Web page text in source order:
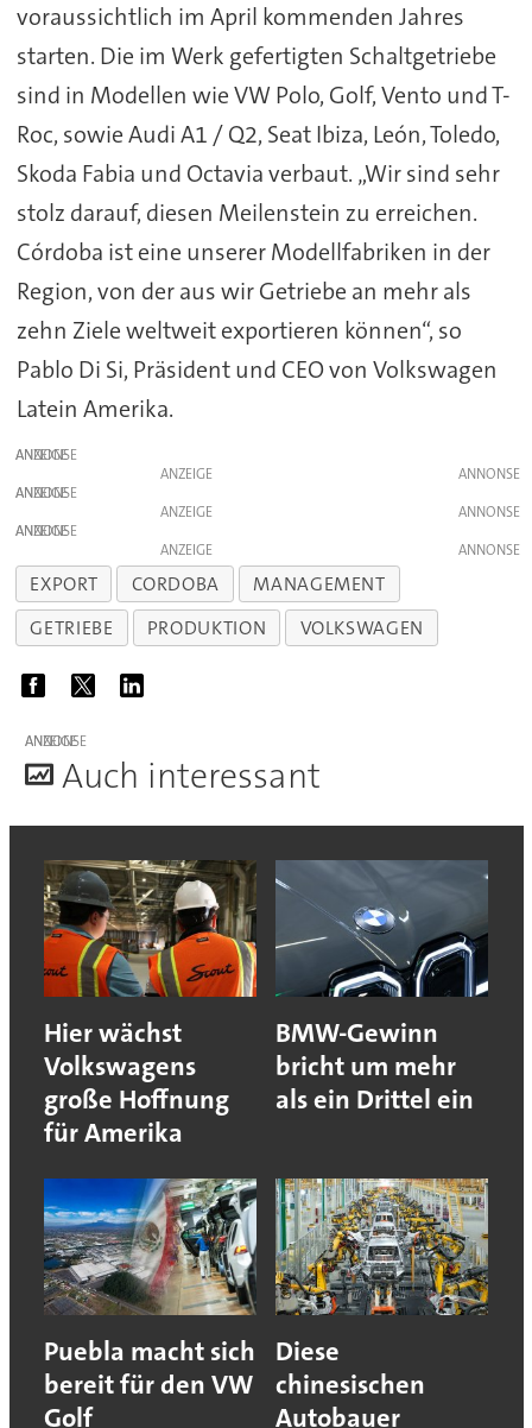
voraussichtlich im April kommenden Jahres
starten. Die im Werk gefertigten Schaltgetriebe
sind in Modellen wie VW Polo, Golf, Vento und T-
Roc, sowie Audi A1 / Q2, Seat Ibiza, León, Toledo,
Skoda Fabia und Octavia verbaut. „Wir sind sehr
stolz darauf, diesen Meilenstein zu erreichen.
Córdoba ist eine unserer Modellfabriken in der
Region, von der aus wir Getriebe an mehr als
zehn Ziele weltweit exportieren können“, so
Pablo Di Si, Präsident und CEO von Volkswagen
Latein Amerika.
ANZEIGE
ANZEIGE
ANZEIGE
ANZEIGE
ANZEIGE
ANZEIGE
EXPORT CORDOBA
MANAGEMENT
GETRIEBE
PRODUKTION VOLKSWAGEN
ANZEIGE
Auch interessant
Hier wächst
Volkswagens
große Hoffnung
für Amerika
BMW-Gewinn
bricht um mehr
als ein Drittel ein
Puebla macht sich
bereit für den VW
Golf
Diese
chinesischen
Autobauer